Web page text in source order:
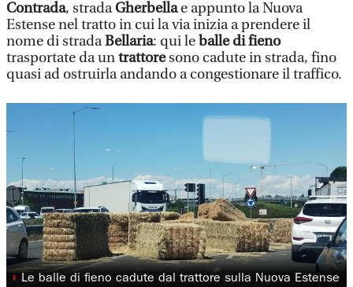
Contrada, stradaGherbellae appunto la Nuova
Estense nel tratto in cui la via inizia a prendere il
nome di stradaBellaria: qui le balle di fieno
trasportate da untrattoresono cadute in strada, fino
quasi ad ostruirla andando a congestionare il traffico.
◗ Le balle di fieno cadute dal trattore sulla Nuova Estense